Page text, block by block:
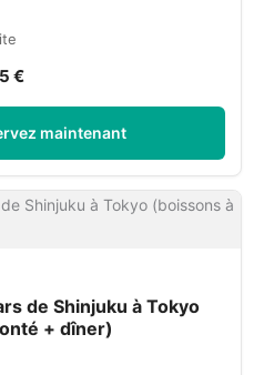
€
maintenant
de Shinjuku à Tokyo
+ dîner)